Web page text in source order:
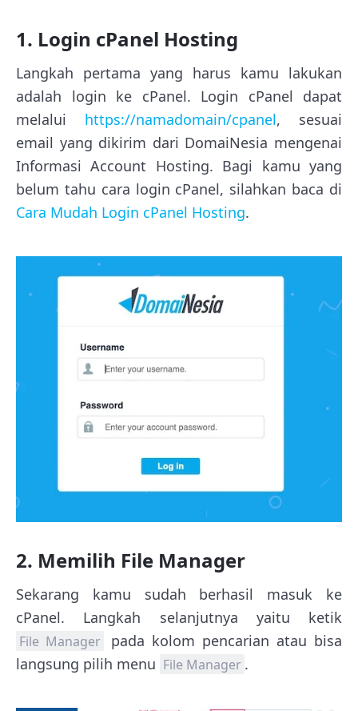
1. Login cPanel Hosting
Langkah pertama yang harus kamu lakukan
adalah login ke cPanel. Login cPanel dapat
melalui https://namadomain/cpanel, sesuai
email yang dikirim dari DomaiNesia mengenai
Informasi Account Hosting. Bagi kamu yang
belum tahu cara login cPanel, silahkan baca di
Cara Mudah Login cPanel Hosting.
2. Memilih File Manager
Sekarang kamu sudah berhasil masuk ke
cPanel. Langkah selanjutnya yaitu ketik
File Manager
pada kolom pencarian atau bisa
langsung pilih menu File Manager .